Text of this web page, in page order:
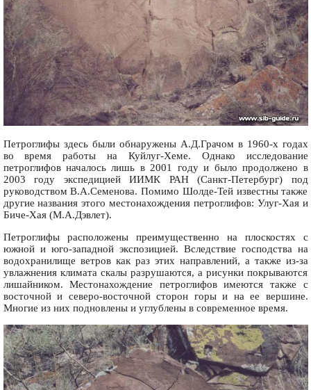
Петроглифы здесь были обнаружены А.Д.Грачом в 1960-х годах
во время работы на Куйлуг-Хеме. Однако исследование
петроглифов началось лишь в 2001 году и было продолжено в
2003 году экспедицией ИИМК РАН (Санкт-Петербург) под
руководством В.А.Семенова. Помимо Шолде-Тей известны также
другие названия этого местонахождения петроглифов: Улуг-Хая и
Биче-Хая (М.А.Дэвлет).
Петроглифы расположены преимущественно на плоскостях с
южной и юго-западной экспозицией. Вследствие господства на
водохранилище ветров как раз этих направлений, а также из-за
увлажнения климата скалы разрушаются, а рисунки покрываются
лишайником. Местонахождение петроглифов имеются также с
восточной и северо-восточной сторон горы и на ее вершине.
Многие из них подновлены и углублены в современное время.